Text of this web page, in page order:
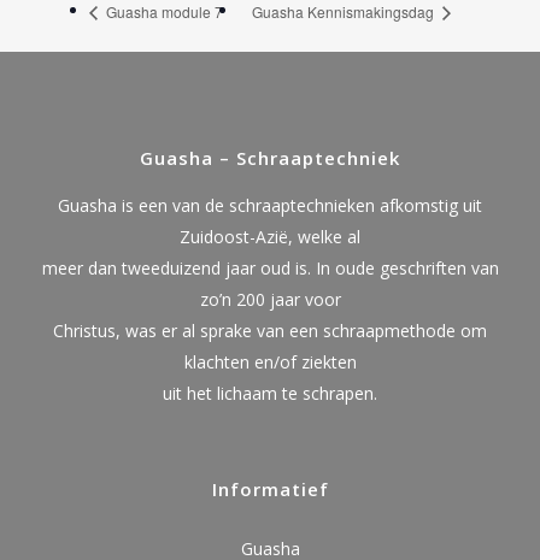
Guasha module 7 Guasha Kennismakingsdag
Guasha – Schraaptechniek
Guasha is een van de schraaptechnieken afkomstig uit
Zuidoost-Azië, welke al
meer dan tweeduizend jaar oud is. In oude geschriften van
zo’n 200 jaar voor
Christus, was er al sprake van een schraapmethode om
klachten en/of ziekten
uit het lichaam te schrapen.
Informatief
Guasha